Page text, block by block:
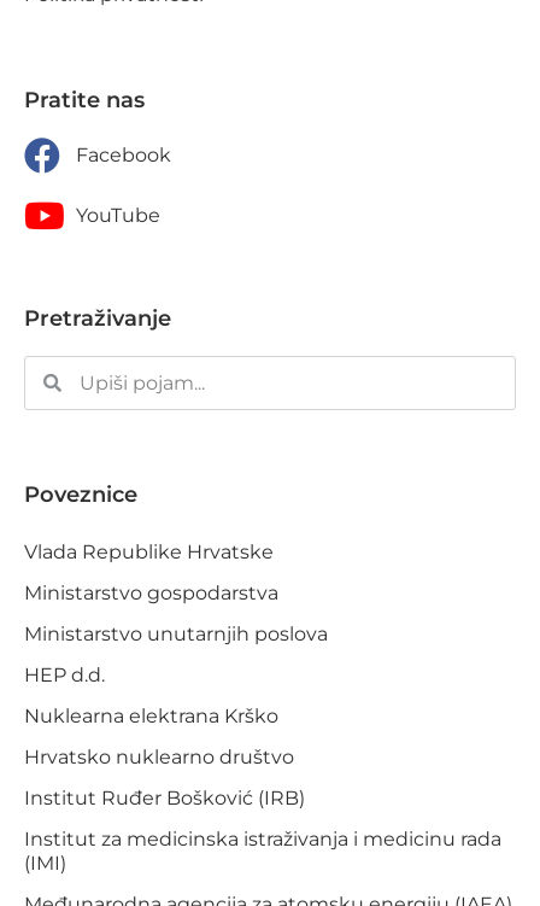
Pratite nas
Facebook
YouTube
Pretraživanje
Poveznice
Vlada Republike Hrvatske
Ministarstvo gospodarstva
Ministarstvo unutarnjih poslova
HEP d.d.
Nuklearna elektrana Krško
Hrvatsko nuklearno društvo
Institut Ruđer Bošković (IRB)
Institut za medicinska istraživanja i medicinu rada
(IMI)